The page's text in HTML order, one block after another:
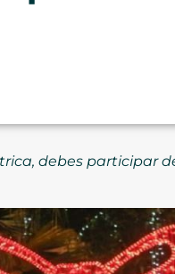
debes participar